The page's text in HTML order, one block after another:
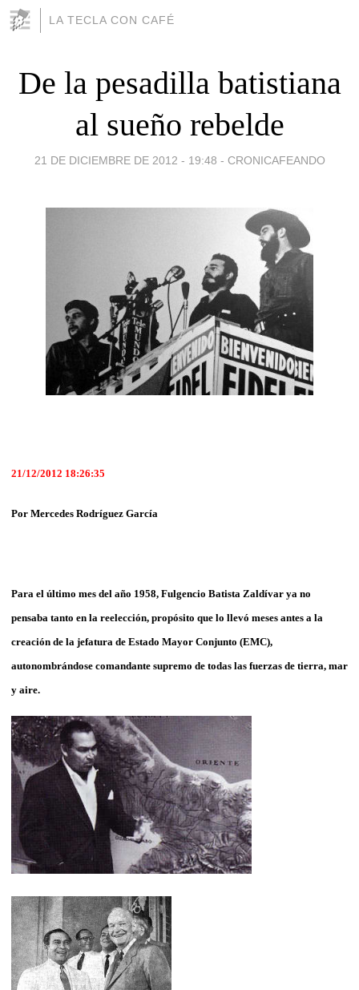
LA TECLA CON CAFÉ
De la pesadilla batistiana
al sueño rebelde
21 DE DICIEMBRE DE 2012 - 19:48 - CRONICAFEANDO
21/12/2012 18:26:35
Por Mercedes Rodríguez García
Para el último mes del año 1958, Fulgencio Batista Zaldívar ya no
pensaba tanto en la reelección, propósito que lo llevó meses antes a la
creación de la jefatura de Estado Mayor Conjunto (EMC),
autonombrándose comandante supremo de todas las fuerzas de tierra, mar
y aire.